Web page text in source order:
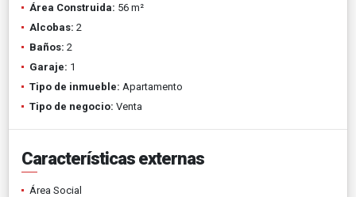
Área Construida: 56 m²
Alcobas: 2
Baños: 2
Garaje: 1
Tipo de inmueble: Apartamento
Tipo de negocio: Venta
Características externas
Área Social